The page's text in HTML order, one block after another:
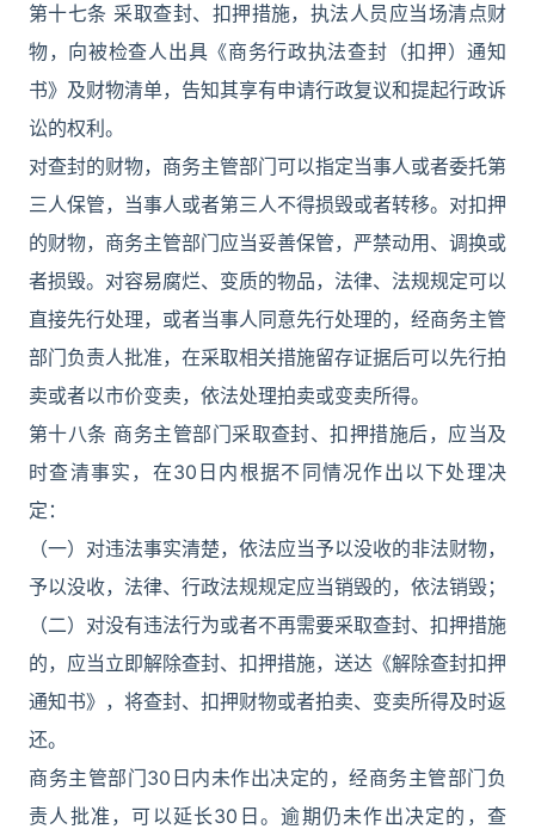
第十七条 采取查封、扣押措施，执法人员应当场清点财
物，向被检查人出具《商务行政执法查封（扣押）通知
书》及财物清单，告知其享有申请行政复议和提起行政诉
讼的权利。
对查封的财物，商务主管部门可以指定当事人或者委托第
三人保管，当事人或者第三人不得损毁或者转移。对扣押
的财物，商务主管部门应当妥善保管，严禁动用、调换或
者损毁。对容易腐烂、变质的物品，法律、法规规定可以
直接先行处理，或者当事人同意先行处理的，经商务主管
部门负责人批准，在采取相关措施留存证据后可以先行拍
卖或者以市价变卖，依法处理拍卖或变卖所得。
第十八条 商务主管部门采取查封、扣押措施后，应当及
时查清事实，在30日内根据不同情况作出以下处理决
定：
（一）对违法事实清楚，依法应当予以没收的非法财物，
予以没收，法律、行政法规规定应当销毁的，依法销毁；
（二）对没有违法行为或者不再需要采取查封、扣押措施
的，应当立即解除查封、扣押措施，送达《解除查封扣押
通知书》，将查封、扣押财物或者拍卖、变卖所得及时返
还。
商务主管部门30日内未作出决定的，经商务主管部门负
责人批准，可以延长30日。逾期仍未作出决定的，查